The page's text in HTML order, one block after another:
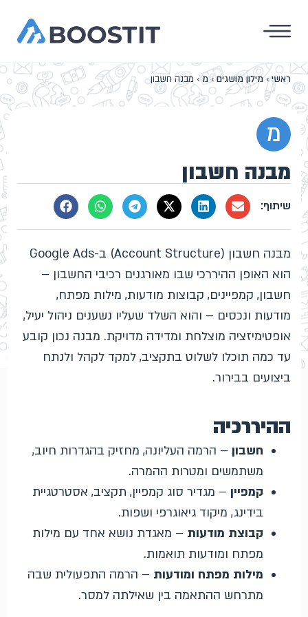
ראשי›מילון מושגים›מ› מבנה חשבון
מ
מבנה חשבון
מבנה חשבון (Account Structure) ב-Google Ads
הוא האופן ההיררכי שבו מאורגנים רכיבי החשבון –
חשבון, קמפיינים, קבוצות מודעות, מילות מפתח,
מודעות ונכסים – והוא השלד שעליו נשענים ניהול יעיל,
אופטימיזציה מוצלחת ומדידה מדויקת. מבנה נכון קובע
עד כמה תוכלו לשלוט בתקציב, למקד לקהל ולנתח
ביצועים בבירור.
ההיררכיה
חשבון – הרמה העליונה, מחזיק בהגדרות חיוב,
משתמשים ומטרות ההמרה.
קמפיין – מגדיר סוג קמפיין, תקציב, אסטרטגיית
בידינג, מיקוד גיאוגרפי ושפות.
קבוצת מודעות – מאגדת נושא אחד עם מילות
מפתח ומודעות תואמות.
מילות מפתח ומודעות – הרמה התפעולית שבה
מתרחש ההתאמה בין שאילתה למסר.